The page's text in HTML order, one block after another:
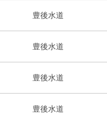
豊後水道
豊後水道
豊後水道
豊後水道